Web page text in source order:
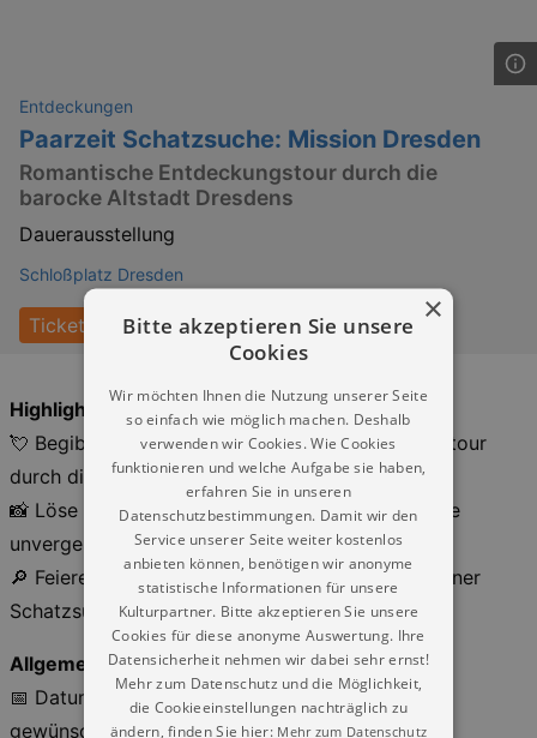
Entdeckungen
Paarzeit Schatzsuche: Mission Dresden
Romantische Entdeckungstour durch die
barocke Altstadt Dresdens
Dauerausstellung
Schloßplatz Dresden
Tickets
Highlights
💘 Begib dich auf eine romantische Entdeckungstour
durch die barocke Altstadt Dresdens
📸 Löse gemeinsam spannende Rätsel und kreiere
unvergessliche Momente
🔎 Feiere eure Liebe auf spielerische Weise mit einer
Schatzsuche
Allgemeine Informationen
📅 Datum: Wähle das gewünschte Datum und die
gewünschte Uhrzeit direkt in der Ticketauswahl
×
Bitte akzeptieren Sie unsere
Cookies
Wir möchten Ihnen die Nutzung unserer Seite
so einfach wie möglich machen. Deshalb
verwenden wir Cookies. Wie Cookies
funktionieren und welche Aufgabe sie haben,
erfahren Sie in unseren
Datenschutzbestimmungen. Damit wir den
Service unserer Seite weiter kostenlos
anbieten können, benötigen wir anonyme
statistische Informationen für unsere
Kulturpartner. Bitte akzeptieren Sie unsere
Cookies für diese anonyme Auswertung. Ihre
Datensicherheit nehmen wir dabei sehr ernst!
Mehr zum Datenschutz und die Möglichkeit,
die Cookieeinstellungen nachträglich zu
ändern, finden Sie hier: Mehr zum Datenschutz